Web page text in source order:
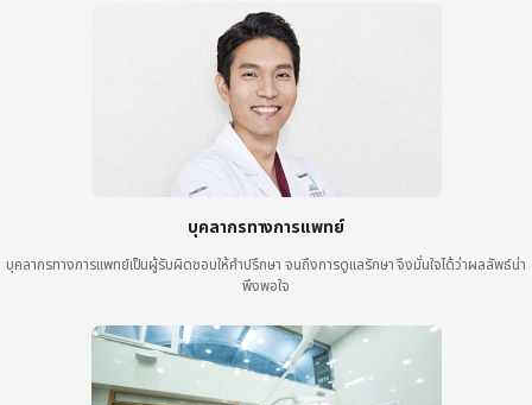
บุคลากรทางการแพทย์
บุคลากรทางการแพทย์เป็นผู้รับผิดชอบให้คำปรึกษา จนถึงการดูแลรักษา จึงมั่นใจได้ว่าผลลัพธ์น่า
พึงพอใจ